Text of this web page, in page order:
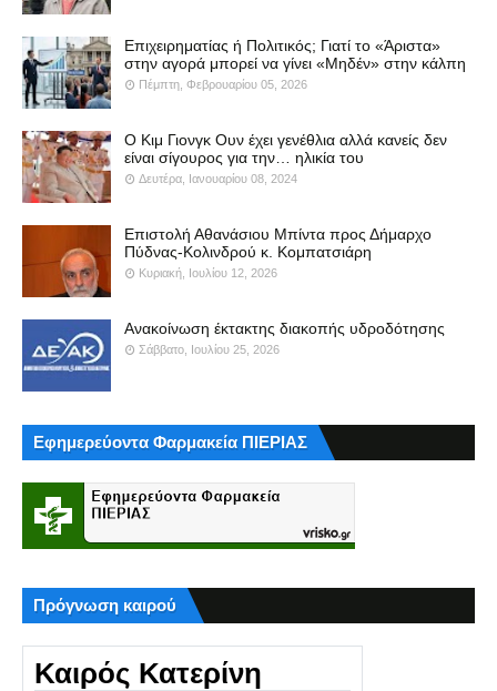
Επιχειρηματίας ή Πολιτικός; Γιατί το «Άριστα»
στην αγορά μπορεί να γίνει «Μηδέν» στην κάλπη
Πέμπτη, Φεβρουαρίου 05, 2026
Ο Κιμ Γιονγκ Ουν έχει γενέθλια αλλά κανείς δεν
είναι σίγουρος για την… ηλικία του
Δευτέρα, Ιανουαρίου 08, 2024
Επιστολή Αθανάσιου Μπίντα προς Δήμαρχο
Πύδνας-Κολινδρού κ. Κομπατσιάρη
Κυριακή, Ιουλίου 12, 2026
Ανακοίνωση έκτακτης διακοπής υδροδότησης
Σάββατο, Ιουλίου 25, 2026
Εφημερεύοντα Φαρμακεία ΠΙΕΡΙΑΣ
Πρόγνωση καιρού
Καιρός Κατερίνη